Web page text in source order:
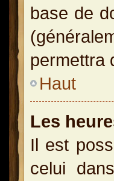
base de
permettra
Haut
Les
Il est
celui